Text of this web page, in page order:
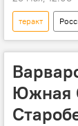
теракт
ЛНР
Южная